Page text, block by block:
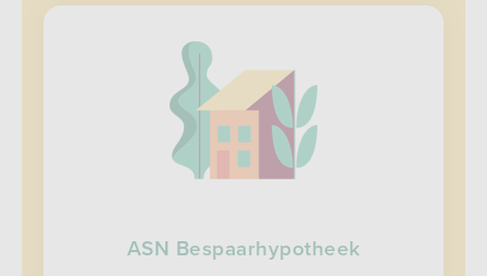
ASN Bespaarhypotheek